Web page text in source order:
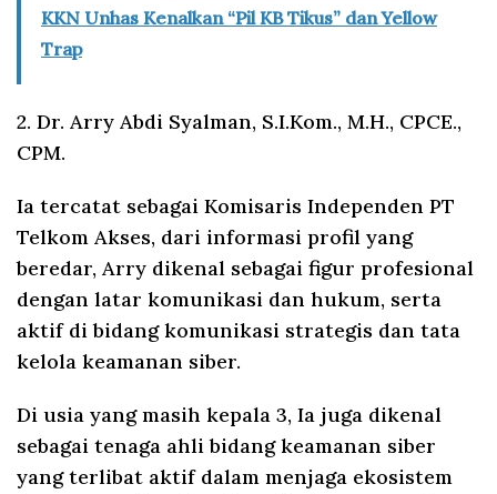
KKN Unhas Kenalkan “Pil KB Tikus” dan Yellow
Trap
2. Dr. Arry Abdi Syalman, S.I.Kom., M.H., CPCE.,
CPM.
Ia tercatat sebagai Komisaris Independen PT
Telkom Akses, dari informasi profil yang
beredar, Arry dikenal sebagai figur profesional
dengan latar komunikasi dan hukum, serta
aktif di bidang komunikasi strategis dan tata
kelola keamanan siber.
Di usia yang masih kepala 3, Ia juga dikenal
sebagai tenaga ahli bidang keamanan siber
yang terlibat aktif dalam menjaga ekosistem